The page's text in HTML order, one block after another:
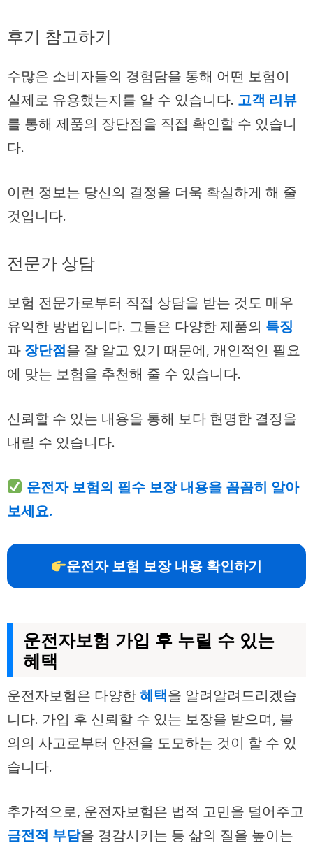
후기 참고하기
수많은 소비자들의 경험담을 통해 어떤 보험이
실제로 유용했는지를 알 수 있습니다. 고객 리뷰
를 통해 제품의 장단점을 직접 확인할 수 있습니
다.
이런 정보는 당신의 결정을 더욱 확실하게 해 줄
것입니다.
전문가 상담
보험 전문가로부터 직접 상담을 받는 것도 매우
유익한 방법입니다. 그들은 다양한 제품의 특징
과 장단점을 잘 알고 있기 때문에, 개인적인 필요
에 맞는 보험을 추천해 줄 수 있습니다.
신뢰할 수 있는 내용을 통해 보다 현명한 결정을
내릴 수 있습니다.
운전자 보험의 필수 보장 내용을 꼼꼼히 알아
보세요.
운전자 보험 보장 내용 확인하기
운전자보험 가입 후 누릴 수 있는
혜택
운전자보험은 다양한혜택을 알려알려드리겠습
니다. 가입 후 신뢰할 수 있는 보장을 받으며, 불
의의 사고로부터 안전을 도모하는 것이 할 수 있
습니다.
추가적으로, 운전자보험은 법적 고민을 덜어주고
금전적 부담을 경감시키는 등 삶의 질을 높이는